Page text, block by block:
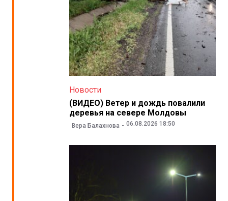
Новости
(ВИДЕО) Ветер и дождь повалили
деревья на севере Молдовы
Вера Балахнова 06.08.2026 18:50